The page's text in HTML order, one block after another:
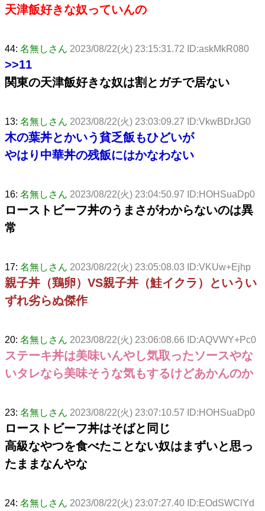
天津飯好きな奴っていんの
44: 名無しさん 2023/08/22(火) 23:15:31.72 ID:askMkR080
>>11
関東の天津飯好きな奴は割とガチで居ない
13: 名無しさん 2023/08/22(火) 23:03:09.27 ID:VkwBDrJG0
木の葉丼とかいう貧乏飯もひどいが
やはり中華丼の残飯にはかなわない
16: 名無しさん 2023/08/22(火) 23:04:50.97 ID:HOHSuaDp0
ローストビーフ丼のうまさがわからないのは異
常
17: 名無しさん 2023/08/22(火) 23:05:08.03 ID:VKUw+Ejhp
親子丼（鶏卵）VS親子丼（鮭イクラ）というい
ずれ劣らぬ傑作
20: 名無しさん 2023/08/22(火) 23:06:08.66 ID:AQVWY+Pc0
ステーキ丼は美味いんやし気取ったソースやな
いタレなら美味そうな気もするけどあかんのか
23: 名無しさん 2023/08/22(火) 23:07:10.57 ID:HOHSuaDp0
ローストビーフ丼はそばと同じ
高級なやつを食べたことない奴はまずいと思っ
たままなんやな
24: 名無しさん 2023/08/22(火) 23:07:27.40 ID:EOdSWClYd